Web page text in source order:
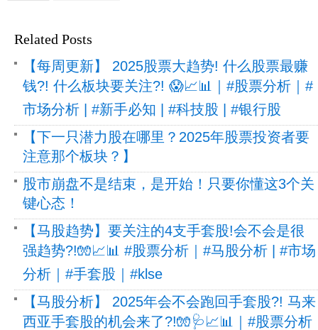
Related Posts
【每周更新】 2025股票大趋势! 什么股票最赚
钱?! 什么板块要关注?! 😱📈📊｜#股票分析｜#
市场分析 | #新手必知 | #科技股 | #银行股
【下一只潜力股在哪里？2025年股票投资者要
注意那个板块？】
股市崩盘不是结束，是开始！只要你懂这3个关
键心态！
【马股趋势】要关注的4支手套股!会不会是很
强趋势?!🧤📈📊 #股票分析｜#马股分析 | #市场
分析｜#手套股｜#klse
【马股分析】 2025年会不会跑回手套股?! 马来
西亚手套股的机会来了?!🧤🩺📈📊｜#股票分析